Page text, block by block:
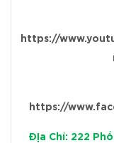
https://
https://
Địa Chỉ: 222